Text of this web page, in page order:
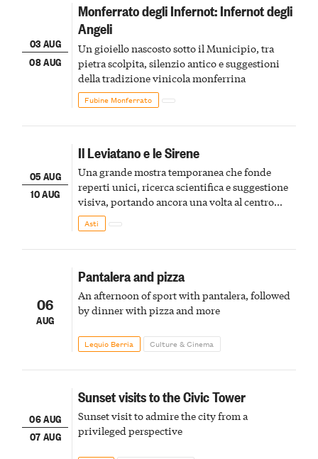
03 AUG
08 AUG
Monferrato degli Infernot: Infernot degli
Angeli
Un gioiello nascosto sotto il Municipio, tra
pietra scolpita, silenzio antico e suggestioni
della tradizione vinicola monferrina
Fubine Monferrato
05 AUG
10 AUG
Il Leviatano e le Sirene
Una grande mostra temporanea che fonde
reperti unici, ricerca scientifica e suggestione
visiva, portando ancora una volta al centro
della scena le meraviglie del passato astigiano
Asti
06
AUG
Pantalera and pizza
An afternoon of sport with pantalera, followed
by dinner with pizza and more
Lequio Berria Culture & Cinema
06 AUG
07 AUG
Sunset visits to the Civic Tower
Sunset visit to admire the city from a
privileged perspective